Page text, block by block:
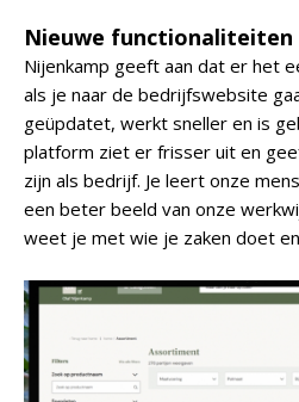
Nieuwe functionaliteiten
Nijenkamp geeft aan dat er het
als je naar de bedrijfswebsite
geüpdatet, werkt sneller en is
platform ziet er frisser uit en
zijn als bedrijf. Je leert onze
een beter beeld van onze
weet je met wie je zaken doet